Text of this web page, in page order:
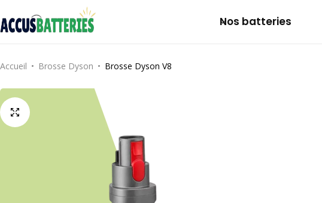
Nos batteries
Accueil Brosse Dyson Brosse Dyson V8
Bosch